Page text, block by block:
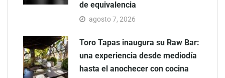
de equivalencia
agosto 7, 2026
Toro Tapas inaugura su Raw Bar:
una experiencia desde mediodía
hasta el anochecer con cocina